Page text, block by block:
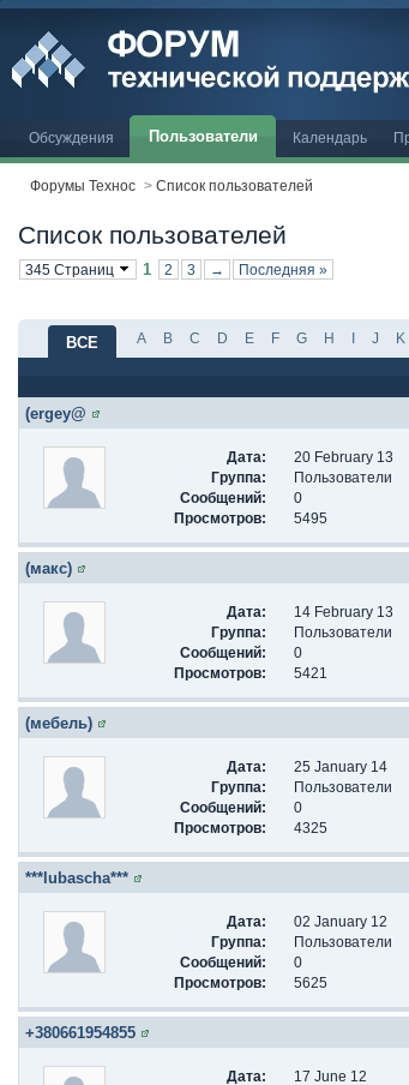
Обсуждения Пользователи Календарь
Форумы Технос > Список пользователей
Список пользователей
345 Страниц 1 2 3 → Последняя »
ВСЕ A B C D E F G H I J K
(ergey@
Дата:
20 February 13
Группа:
Пользователи
Сообщений:
0
Просмотров:
5495
(макс)
Дата:
14 February 13
Группа:
Пользователи
Сообщений:
0
Просмотров:
5421
(мебель)
Дата:
25 January 14
Группа:
Пользователи
Сообщений:
0
Просмотров:
4325
***lubascha***
Дата:
02 January 12
Группа:
Пользователи
Сообщений:
0
Просмотров:
5625
+380661954855
Дата:
17 June 12